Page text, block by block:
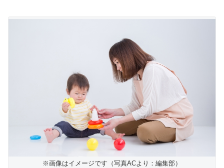
※画像はイメージです（写真ACより：編集部）